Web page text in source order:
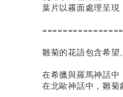
葉片以霧面處理呈現
雛菊的花語包含希望
在希臘與羅馬神話中
在北歐神話中，雛菊